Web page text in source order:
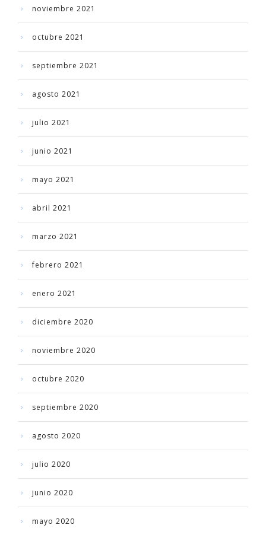
noviembre 2021
octubre 2021
septiembre 2021
agosto 2021
julio 2021
junio 2021
mayo 2021
abril 2021
marzo 2021
febrero 2021
enero 2021
diciembre 2020
noviembre 2020
octubre 2020
septiembre 2020
agosto 2020
julio 2020
junio 2020
mayo 2020